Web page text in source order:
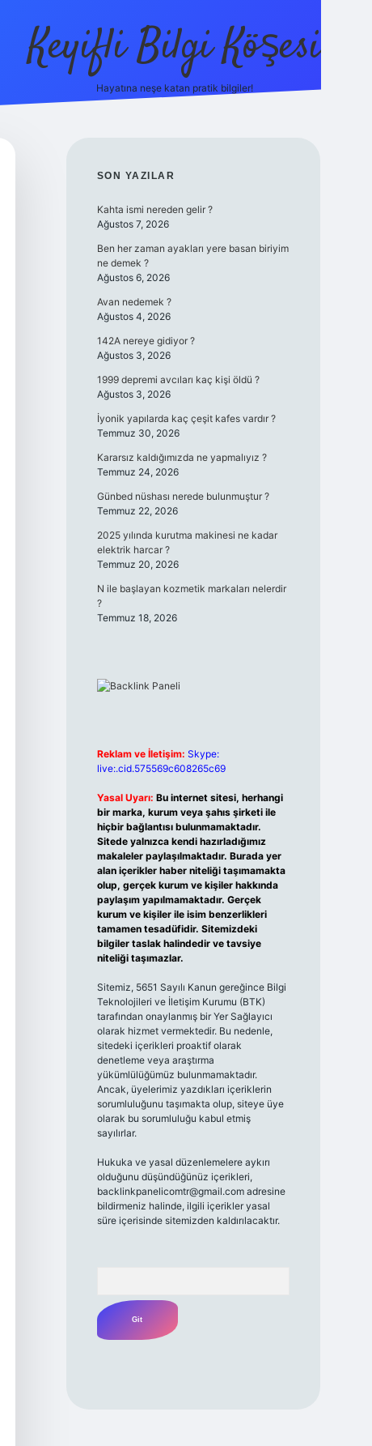
Keyifli Bilgi Köşesi
Hayatına neşe katan pratik bilgiler!
SIDEBAR
SON YAZILAR
Kahta ismi nereden gelir ?
Ağustos 7, 2026
Ben her zaman ayakları yere basan biriyim
ne demek ?
Ağustos 6, 2026
Avan nedemek ?
Ağustos 4, 2026
142A nereye gidiyor ?
Ağustos 3, 2026
1999 depremi avcıları kaç kişi öldü ?
Ağustos 3, 2026
İyonik yapılarda kaç çeşit kafes vardır ?
Temmuz 30, 2026
Kararsız kaldığımızda ne yapmalıyız ?
Temmuz 24, 2026
Günbed nüshası nerede bulunmuştur ?
Temmuz 22, 2026
2025 yılında kurutma makinesi ne kadar
elektrik harcar ?
Temmuz 20, 2026
N ile başlayan kozmetik markaları nelerdir
?
Temmuz 18, 2026
Reklam ve İletişim: Skype:
live:.cid.575569c608265c69
Yasal Uyarı: Bu internet sitesi, herhangi
bir marka, kurum veya şahıs şirketi ile
hiçbir bağlantısı bulunmamaktadır.
Sitede yalnızca kendi hazırladığımız
makaleler paylaşılmaktadır. Burada yer
alan içerikler haber niteliği taşımamakta
olup, gerçek kurum ve kişiler hakkında
paylaşım yapılmamaktadır. Gerçek
kurum ve kişiler ile isim benzerlikleri
tamamen tesadüfidir. Sitemizdeki
bilgiler taslak halindedir ve tavsiye
niteliği taşımazlar.
Sitemiz, 5651 Sayılı Kanun gereğince Bilgi
Teknolojileri ve İletişim Kurumu (BTK)
tarafından onaylanmış bir Yer Sağlayıcı
olarak hizmet vermektedir. Bu nedenle,
sitedeki içerikleri proaktif olarak
denetleme veya araştırma
yükümlülüğümüz bulunmamaktadır.
Ancak, üyelerimiz yazdıkları içeriklerin
sorumluluğunu taşımakta olup, siteye üye
olarak bu sorumluluğu kabul etmiş
sayılırlar.
Hukuka ve yasal düzenlemelere aykırı
olduğunu düşündüğünüz içerikleri,
backlinkpanelicomtr@gmail.comadresine
bildirmeniz halinde, ilgili içerikler yasal
süre içerisinde sitemizden kaldırılacaktır.